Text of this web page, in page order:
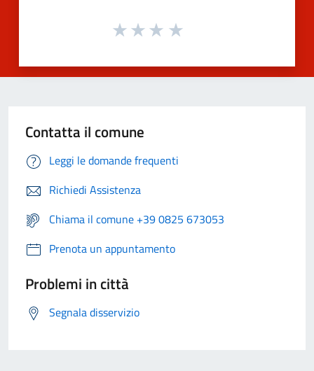
Contatta il comune
Leggi le domande frequenti
Richiedi Assistenza
Chiama il comune +39 0825 673053
Prenota un appuntamento
Problemi in città
Segnala disservizio